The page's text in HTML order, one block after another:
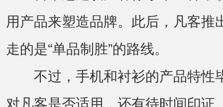
用产品来塑造品牌。此后，凡客推
走的是“单品制胜”的路线。
不过，手机和衬衫的产品特性
对凡客是否适用，还有待时间印证